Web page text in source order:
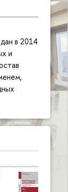
в 2014
и